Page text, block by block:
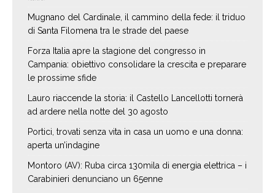
Mugnano del Cardinale, il cammino della fede: il triduo
di Santa Filomena tra le strade del paese
Forza Italia apre la stagione del congresso in
Campania: obiettivo consolidare la crescita e preparare
le prossime sfide
Lauro riaccende la storia: il Castello Lancellotti tornerà
ad ardere nella notte del 30 agosto
Portici, trovati senza vita in casa un uomo e una donna:
aperta un’indagine
Montoro (AV): Ruba circa 130mila di energia elettrica – i
Carabinieri denunciano un 65enne